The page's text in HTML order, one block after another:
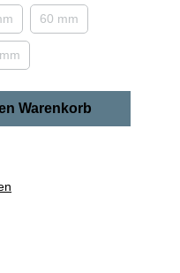
60 mm
Warenkorb